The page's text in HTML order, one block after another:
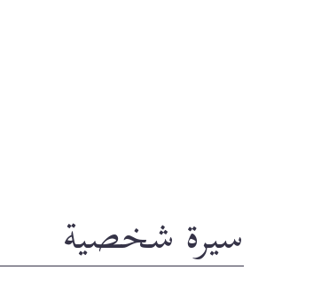
سيرة شخصية